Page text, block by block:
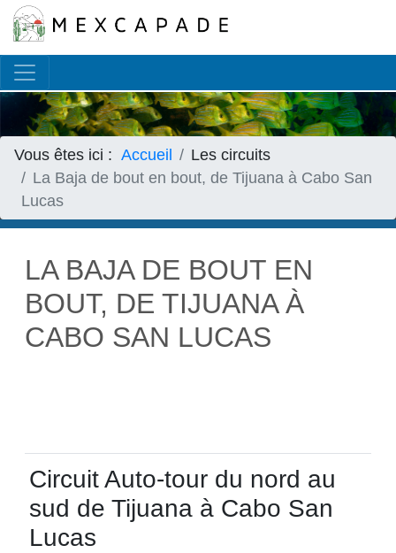
Vous êtes ici : Accueil
Les circuits
La Baja de bout en bout, de Tijuana à Cabo San
Lucas
LA BAJA DE BOUT EN
BOUT, DE TIJUANA À
CABO SAN LUCAS
Circuit Auto-tour du nord au
sud de Tijuana à Cabo San
Lucas